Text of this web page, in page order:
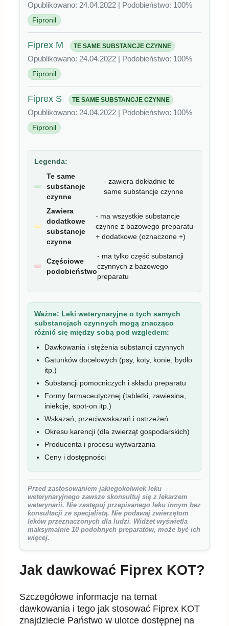
Opublikowano: 24.04.2022 | Podobieństwo: 100%
Fipronil
Fiprex M TE SAME SUBSTANCJE CZYNNE
Opublikowano: 24.04.2022 | Podobieństwo: 100%
Fipronil
Fiprex S TE SAME SUBSTANCJE CZYNNE
Opublikowano: 24.04.2022 | Podobieństwo: 100%
Fipronil
Legenda:
Te same
substancje
czynne
- zawiera dokładnie te
same substancje czynne
Zawiera
dodatkowe
substancje
czynne
- ma wszystkie substancje
czynne z bazowego preparatu
+ dodatkowe (oznaczone +)
Częściowe
podobieństwo
- ma tylko część substancji
czynnych z bazowego
preparatu
Ważne: Leki weterynaryjne o tych samych
substancjach czynnych mogą znacząco
różnić się między sobą pod względem:
Dawkowania i stężenia substancji czynnych
Gatunków docelowych (psy, koty, konie, bydło
itp.)
Substancji pomocniczych i składu preparatu
Formy farmaceutycznej (tabletki, zawiesina,
iniekcje, spot-on itp.)
Wskazań, przeciwwskazań i ostrzeżeń
Okresu karencji (dla zwierząt gospodarskich)
Producenta i procesu wytwarzania
Ceny i dostępności
Przed zastosowaniem jakiegokolwiek leku
weterynaryjnego zawsze skonsultuj się z lekarzem
weterynarii. Nie zastępuj przepisanego leku innym bez
konsultacji ze specjalistą. Nie podawaj zwierzętom
leków przeznaczonych dla ludzi. Widżet wyświetla
maksymalnie 10 podobnych preparatów, może być ich
więcej.
Jak dawkować Fiprex KOT?
Szczegółowe informacje na temat
dawkowania i tego jak stosować Fiprex KOT
znajdziecie Państwo w ulotce dostępnej na